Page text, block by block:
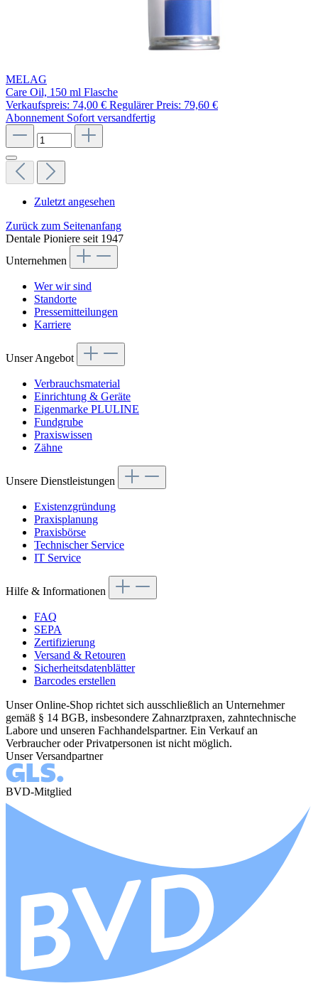
MELAG
Care Oil, 150 ml Flasche
Verkaufspreis: 74,00 € Regulärer Preis: 79,60 €
Abonnement Sofort versandfertig
Zuletzt angesehen
Zurück zum Seitenanfang
Dentale Pioniere seit 1947
Unternehmen
Wer wir sind
Standorte
Pressemitteilungen
Karriere
Unser Angebot
Verbrauchsmaterial
Einrichtung & Geräte
Eigenmarke PLULINE
Fundgrube
Praxiswissen
Zähne
Unsere Dienstleistungen
Existenzgründung
Praxisplanung
Praxisbörse
Technischer Service
IT Service
Hilfe & Informationen
FAQ
SEPA
Zertifizierung
Versand & Retouren
Sicherheitsdatenblätter
Barcodes erstellen
Unser Online-Shop richtet sich ausschließlich an Unternehmer
gemäß § 14 BGB, insbesondere Zahnarztpraxen, zahntechnische
Labore und unseren Fachhandelspartner. Ein Verkauf an
Verbraucher oder Privatpersonen ist nicht möglich.
Unser Versandpartner
BVD-Mitglied